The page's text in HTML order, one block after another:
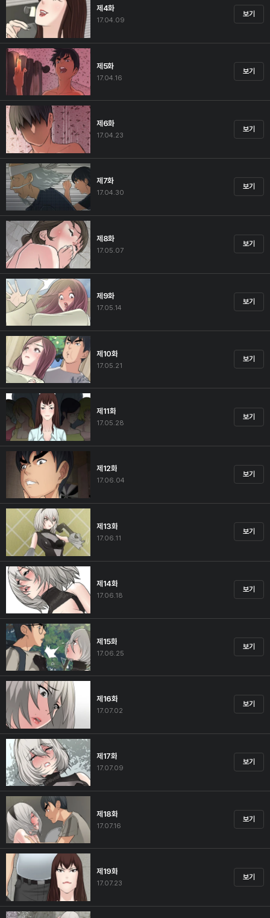
제4화
17.04.09
보기
제5화
17.04.16
보기
제6화
17.04.23
보기
제7화
17.04.30
보기
제8화
17.05.07
보기
제9화
17.05.14
보기
제10화
17.05.21
보기
제11화
17.05.28
보기
제12화
17.06.04
보기
제13화
17.06.11
보기
제14화
17.06.18
보기
제15화
17.06.25
보기
제16화
17.07.02
보기
제17화
17.07.09
보기
제18화
17.07.16
보기
제19화
17.07.23
보기